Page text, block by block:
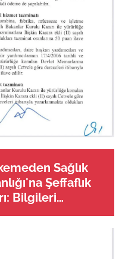
Sağlık
Şeffaflık
Bilgileri